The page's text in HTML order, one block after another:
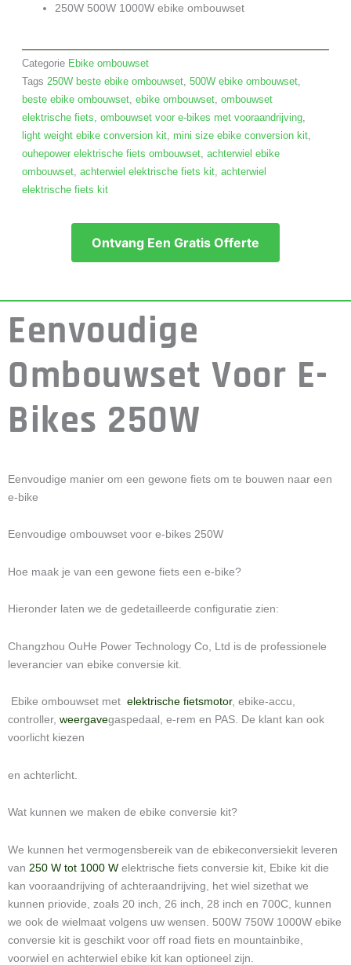
250W 500W 1000W ebike ombouwset
Categorie Ebike ombouwset
Tags 250W beste ebike ombouwset, 500W ebike ombouwset,
beste ebike ombouwset, ebike ombouwset, ombouwset
elektrische fiets, ombouwset voor e-bikes met vooraandrijving,
light weight ebike conversion kit, mini size ebike conversion kit,
ouhepower elektrische fiets ombouwset, achterwiel ebike
ombouwset, achterwiel elektrische fiets kit, achterwiel
elektrische fiets kit
Ontvang Een Gratis Offerte
Eenvoudige
Ombouwset Voor E-
Bikes 250W
Eenvoudige manier om een gewone fiets om te bouwen naar een
e-bike
Eenvoudige ombouwset voor e-bikes 250W
Hoe maak je van een gewone fiets een e-bike?
Hieronder laten we de gedetailleerde configuratie zien:
Changzhou OuHe Power Technology Co, Ltd is de professionele
leverancier van ebike conversie kit.
Ebike ombouwset met elektrische fietsmotor, ebike-accu,
controller, weergavegaspedaal, e-rem en PAS. De klant kan ook
voorlicht kiezen
en achterlicht.
Wat kunnen we maken de ebike conversie kit?
We kunnen het vermogensbereik van de ebikeconversiekit leveren
van 250 W tot 1000 W elektrische fiets conversie kit, Ebike kit die
kan vooraandrijving of achteraandrijving, het wiel sizethat we
kunnen priovide, zoals 20 inch, 26 inch, 28 inch en 700C, kunnen
we ook de wielmaat volgens uw wensen. 500W 750W 1000W ebike
conversie kit is geschikt voor off road fiets en mountainbike,
voorwiel en achterwiel ebike kit kan optioneel zijn.